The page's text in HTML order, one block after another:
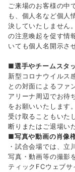
ご来場のお客様の中
も、個人名など個人
決していたしません
の注意喚起を促す情
いても個人名開示さ
■選手やチームスタ
新型コロナウイルス
との対面によるファ
アリーナ周辺でお待
をお願いいたします
受け取ることもいた
断りまたはご退場い
■写真や動画の肖像
・試合会場では、
写真・動画等の撮影
ティックFCウェブ